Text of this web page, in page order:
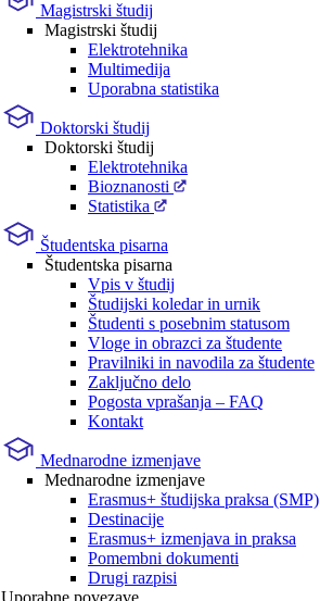
Magistrski študij
Magistrski študij
Elektrotehnika
Multimedija
Uporabna statistika
Doktorski študij
Doktorski študij
Elektrotehnika
Bioznanosti
Statistika
Študentska pisarna
Študentska pisarna
Vpis v študij
Študijski koledar in urnik
Študenti s posebnim statusom
Vloge in obrazci za študente
Pravilniki in navodila za študente
Zaključno delo
Pogosta vprašanja – FAQ
Kontakt
Mednarodne izmenjave
Mednarodne izmenjave
Erasmus+ študijska praksa (SMP)
Destinacije
Erasmus+ izmenjava in praksa
Pomembni dokumenti
Drugi razpisi
Uporabne povezave